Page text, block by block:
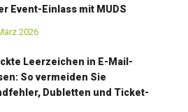
Event-Einlass mit MUDS
2026
Leerzeichen in E-Mail-
So vermeiden Sie
Dubletten und Ticket-